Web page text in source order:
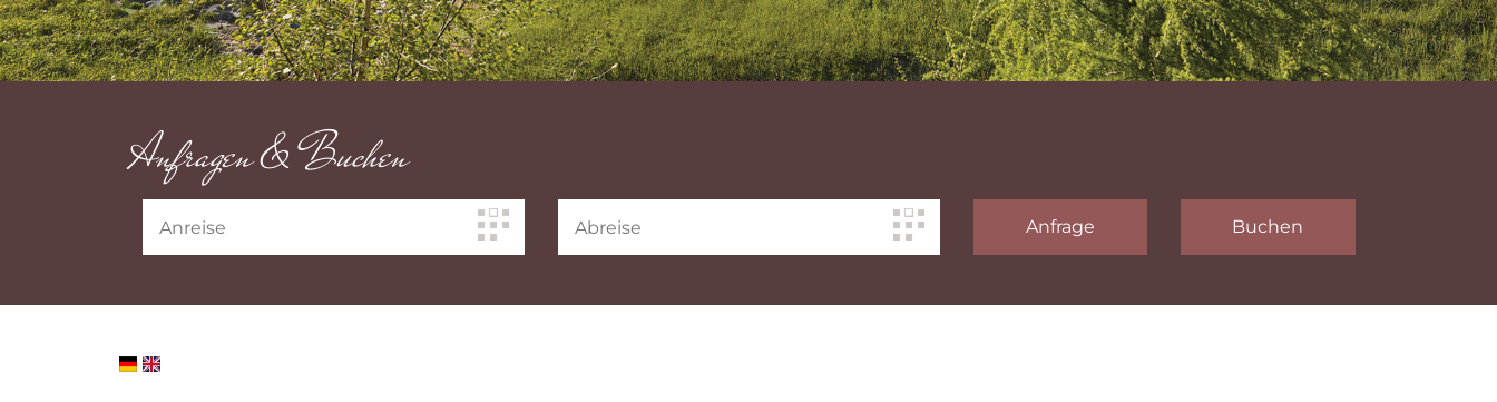
Anfragen & Buchen